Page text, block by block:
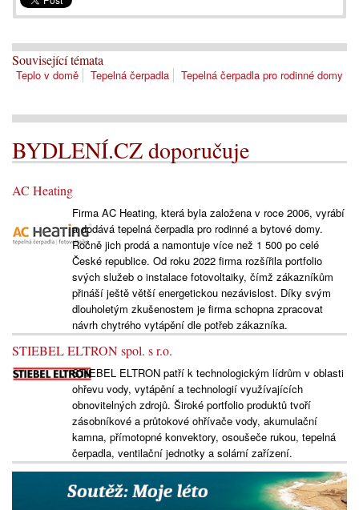
Související témata
Teplo v domě Tepelná čerpadla Tepelná čerpadla pro rodinné domy
BYDLENÍ.CZ doporučuje
AC Heating
Firma AC Heating, která byla založena v roce 2006, vyrábí
a dodává tepelná čerpadla pro rodinné a bytové domy.
Ročně jich prodá a namontuje více než 1 500 po celé
České republice. Od roku 2022 firma rozšířila portfolio
svých služeb o instalace fotovoltaiky, čímž zákazníkům
přináší ještě větší energetickou nezávislost. Díky svým
dlouholetým zkušenostem je firma schopna zpracovat
návrh chytrého vytápění dle potřeb zákazníka.
STIEBEL ELTRON spol. s r.o.
STIEBEL ELTRON patří k technologickým lídrům v oblasti
ohřevu vody, vytápění a technologií využívajících
obnovitelných zdrojů. Široké portfolio produktů tvoří
zásobníkové a průtokové ohřívače vody, akumulační
kamna, přímotopné konvektory, osoušeče rukou, tepelná
čerpadla, ventilační jednotky a solární zařízení.